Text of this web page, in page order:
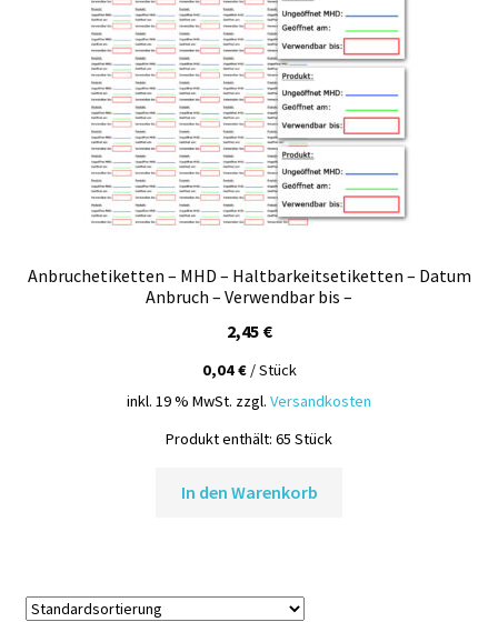
Anbruchetiketten – MHD – Haltbarkeitsetiketten – Datum
Anbruch – Verwendbar bis –
2,45 €
0,04€/Stück
inkl. 19 % MwSt. zzgl. Versandkosten
Produkt enthält: 65 Stück
In den Warenkorb